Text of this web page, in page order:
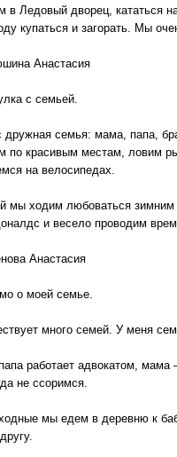
в Ледовый дворец, кататься
купаться и загорать. Мы
Анастасия
с семьей.
дружная семья: мама, папа,
по красивым местам, ловим
на велосипедах.
мы ходим любоваться
и весело проводим
Анастасия
о моей семье.
много семей. У меня
работает адвокатом,
не ссоримся.
мы едем в деревню к